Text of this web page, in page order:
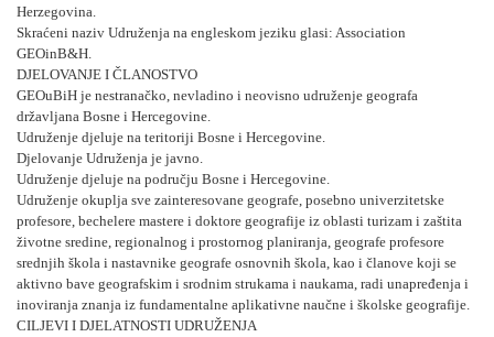
Herzegovina.
Skraćeni naziv Udruženja na engleskom jeziku glasi: Association
GEOinB&H.
DJELOVANJE I ČLANOSTVO
GEOuBiH je nestranačko, nevladino i neovisno udruženje geografa
državljana Bosne i Hercegovine.
Udruženje djeluje na teritoriji Bosne i Hercegovine.
Djelovanje Udruženja je javno.
Udruženje djeluje na području Bosne i Hercegovine.
Udruženje okuplja sve zainteresovane geografe, posebno univerzitetske
profesore, bechelere mastere i doktore geografije iz oblasti turizam i zaštita
životne sredine, regionalnog i prostornog planiranja, geografe profesore
srednjih škola i nastavnike geografe osnovnih škola, kao i članove koji se
aktivno bave geografskim i srodnim strukama i naukama, radi unapređenja i
inoviranja znanja iz fundamentalne aplikativne naučne i školske geografije.
CILJEVI I DJELATNOSTI UDRUŽENJA